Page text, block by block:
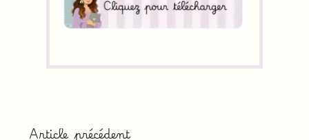
Article précédent